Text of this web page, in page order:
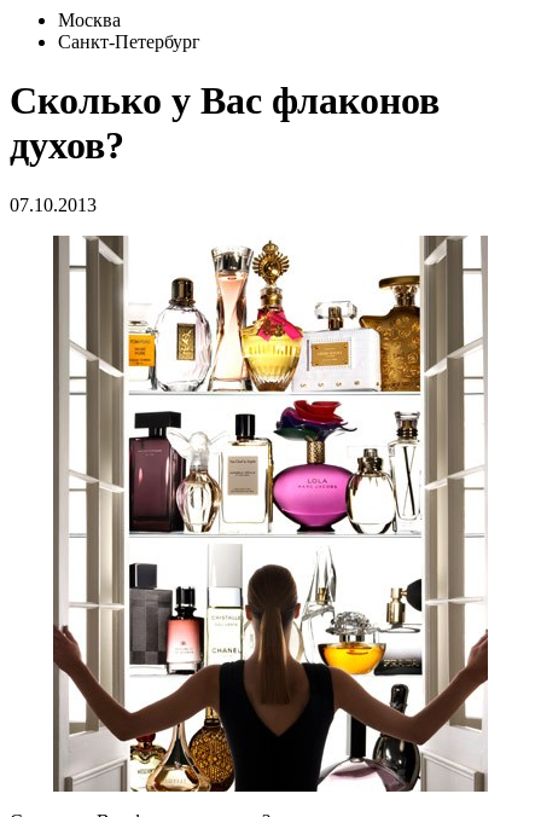
Москва
Санкт-Петербург
Сколько у Вас флаконов
духов?
07.10.2013